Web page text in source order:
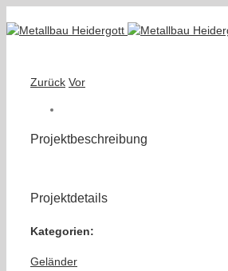
Zurück Vor
Projektbeschreibung
Projektdetails
Kategorien:
Geländer